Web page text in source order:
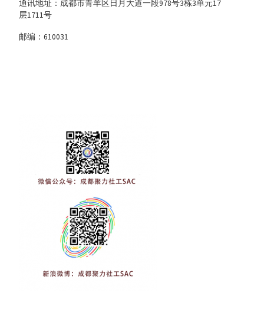
通讯地址：成都市青羊区日月大道一段978号3栋3单元17
层1711号
邮编：610031